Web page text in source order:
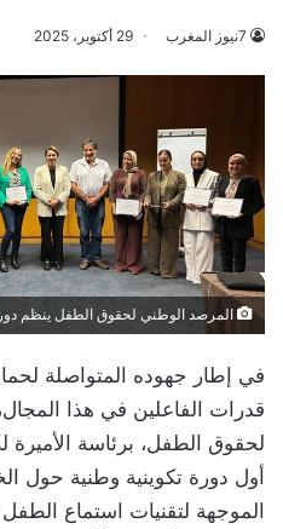
7نيوز المغرب 29 أكتوبر، 2025
المرصد الوطني لحقوق الطفل ينظم
في إطار جهوده المتواصلة
قدرات الفاعلين في هذا
لحقوق الطفل، برئاسة الأميرة
أول دورة تكوينية وطنية حول
الموجهة لتقنيات استماع